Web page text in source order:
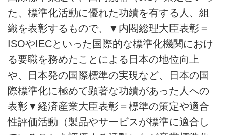
た、標準化活動に優れた功績を有する人、組
織を表彰するもので、▼内閣総理大臣表彰＝
ISOやIECといった国際的な標準化機関におけ
る要職を務めたことによる日本の地位向上
や、日本発の国際標準の実現など、日本の国
際標準化に極めて顕著な功績があった人への
表彰▼経済産業大臣表彰＝標準の策定や適合
性評価活動（製品やサービスが標準に適合し